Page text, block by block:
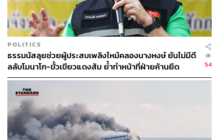
POLITICS
ธรรมนัสลุยช่วยผู้ประสบเพลิงไหม้คลองนางหงษ์ ยันไม่มีดี
ลลับโมนาโก-ขั้วเขียวแดงส้ม ย้ำทำหน้าที่ฝ่ายค้านยึด
ประโยชน์ประชาชน
54